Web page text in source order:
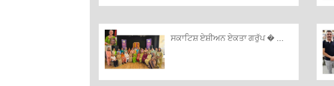
ਸਕਾਟਿਸ਼ ਏਸ਼ੀਅਨ ਏਕਤਾ ਗਰੁੱਪ � ...